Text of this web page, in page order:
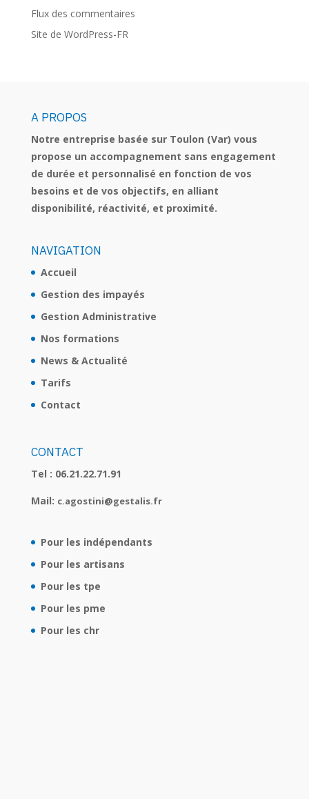
Flux des commentaires
Site de WordPress-FR
A PROPOS
Notre entreprise basée sur Toulon (Var) vous
propose un accompagnement sans engagement
de durée et personnalisé en fonction de vos
besoins et de vos objectifs, en alliant
disponibilité, réactivité, et proximité.
NAVIGATION
Accueil
Gestion des impayés
Gestion Administrative
Nos formations
News & Actualité
Tarifs
Contact
CONTACT
Tel : 06.21.22.71.91
Mail: c.agostini@gestalis.fr
Pour les indépendants
Pour les artisans
Pour les tpe
Pour les pme
Pour les chr